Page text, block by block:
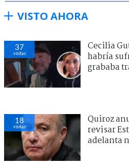
VISTO AHORA
37
visitas
Cecilia
habría
grababa
18
visitas
Quiroz
revisar
adelanta